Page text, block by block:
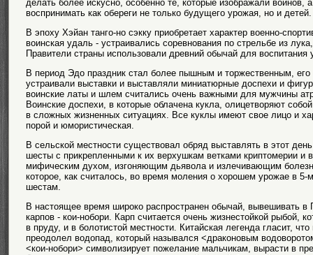
делать более искусно, особенно те, которые изображали
воспринимать как обереги не только будущего урожая, но и
В эпоху Хэйан танго-но сэкку приобретает характер военно-
воинская удаль - устраивались соревнования по стрельбе из
Правители страны использовали древний обычай для
В период Эдо праздник стал более пышным и торжественным,
устраивали выставки и выставляли миниатюрные доспехи и
воинские латы и шлем считались очень важными для мужчины
Воинские доспехи, в которые облачена кукла, олицетворяют
в сложных жизненных ситуациях. Все куклы имеют свое лицо и
порой и юмористическая.
В сельской местности существовал обряд выставлять в этот
шесты с прикрепленными к их верхушкам ветками криптомерии
мифическим духом, изгоняющим дьявола и излечивающим
которое, как считалось, во время моления о хорошем урожае в
шестам.
В настоящее время широко распространен обычай, вывешивать
карпов - кои-нобори. Карп считается очень жизнестойкой рыбой,
в пруду, и в болотистой местности. Китайская легенда гласит,
преодолел водопад, который назывался <драконовым
<кои-нобори> символизирует пожелание мальчикам, вырасти в